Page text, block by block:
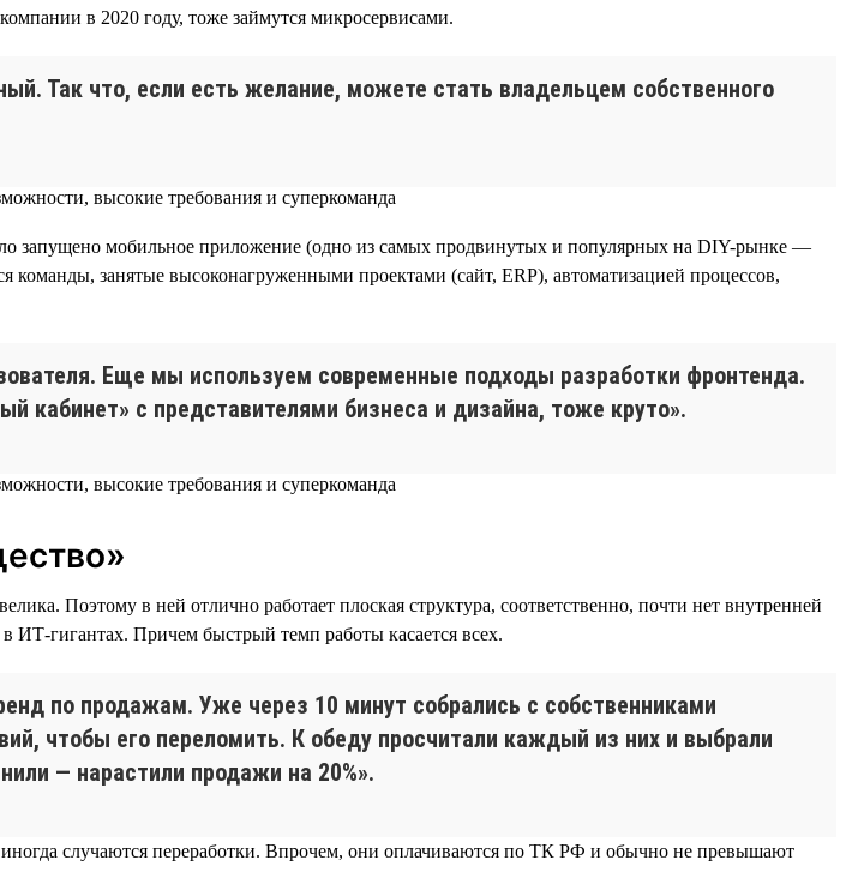
в 2020 году, тоже займутся микросервисами.
Так что, если есть желание, можете стать владельцем собственного
запущено мобильное приложение (одно из самых продвинутых и популярных на DIY-рынке —
команды, занятые высоконагруженными проектами (сайт, ERP), автоматизацией процессов,
Еще мы используем современные подходы разработки фронтенда.
кабинет» с представителями бизнеса и дизайна, тоже круто».
Поэтому в ней отлично работает плоская структура, соответственно, почти нет внутренней
ИТ-гигантах. Причем быстрый темп работы касается всех.
по продажам. Уже через 10 минут собрались с собственниками
чтобы его переломить. К обеду просчитали каждый из них и выбрали
— нарастили продажи на 20%».
иногда случаются переработки. Впрочем, они оплачиваются по ТК РФ и обычно не превышают